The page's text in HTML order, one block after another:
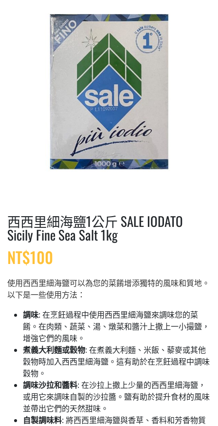
西西里細海鹽1公斤 SALE IODATO
Sicily Fine Sea Salt 1kg
NT$100
使用西西里細海鹽可以為您的菜餚增添獨特的風味和質地。
以下是一些使用方法：
調味: 在烹飪過程中使用西西里細海鹽來調味您的菜
餚。在肉類、蔬菜、湯、燉菜和醬汁上撒上一小撮鹽，
增強它們的風味。
煮義大利麵或穀物: 在煮義大利麵、米飯、藜麥或其他
穀物時加入西西里細海鹽。這有助於在烹飪過程中調味
穀物。
調味沙拉和醬料: 在沙拉上撒上少量的西西里細海鹽，
或用它來調味自製的沙拉醬。鹽有助於提升食材的風味
並帶出它們的天然甜味。
自製調味料: 將西西里細海鹽與香草、香料和芳香物質